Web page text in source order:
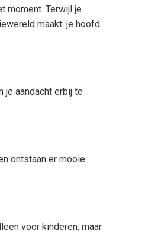
moment. Terwijl je
maakt: je hoofd
je aandacht erbij te
ontstaan er mooie
voor kinderen, maar